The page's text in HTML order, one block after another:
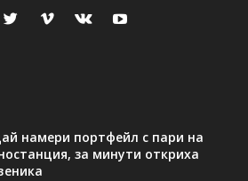
намери портфейл с пари на
за минути откриха